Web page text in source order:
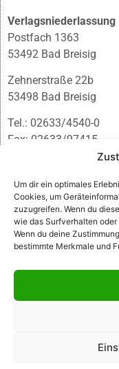
Um dir ein optimales
Cookies, um
zuzugreifen. Wenn du
wie das Surfverhalten
Wenn du deine
bestimmte Merkmale und
Verlagsniederlassung
Postfach 1363
53492 Bad Breisig
Zehnerstraße 22b
53498 Bad Breisig
Tel.: 02633/4540-0
Fax: 02633/97415